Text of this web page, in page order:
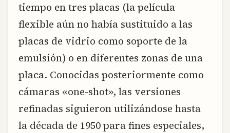
tiempo en tres placas (la película
flexible aún no había sustituido a las
placas de vidrio como soporte de la
emulsión) o en diferentes zonas de una
placa. Conocidas posteriormente como
cámaras «one-shot», las versiones
refinadas siguieron utilizándose hasta
la década de 1950 para fines especiales,